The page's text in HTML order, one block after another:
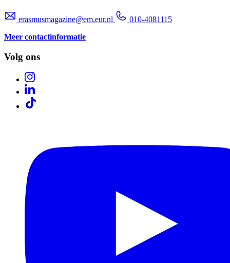
erasmusmagazine@em.eur.nl
010-4081115
Meer contactinformatie
Volg ons